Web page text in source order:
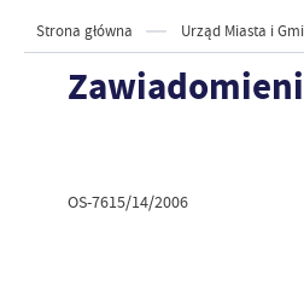
Strona główna Urząd Miasta i
OS-7615/14/2006